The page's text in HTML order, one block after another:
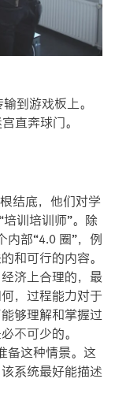
到游戏板上。
直奔球门。
结底，他们对学
训培训师”。除
内部“4.0 圈”，例
和可行的内容。
济上合理的，最
，过程能力对于
够理解和掌握过
不可少的。
备这种情景。这
系统最好能描述